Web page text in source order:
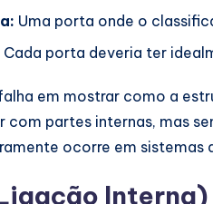
Uma porta onde o
Cada porta deveria ter
em mostrar como a
com partes internas, mas
ocorre em sistemas
Interna)